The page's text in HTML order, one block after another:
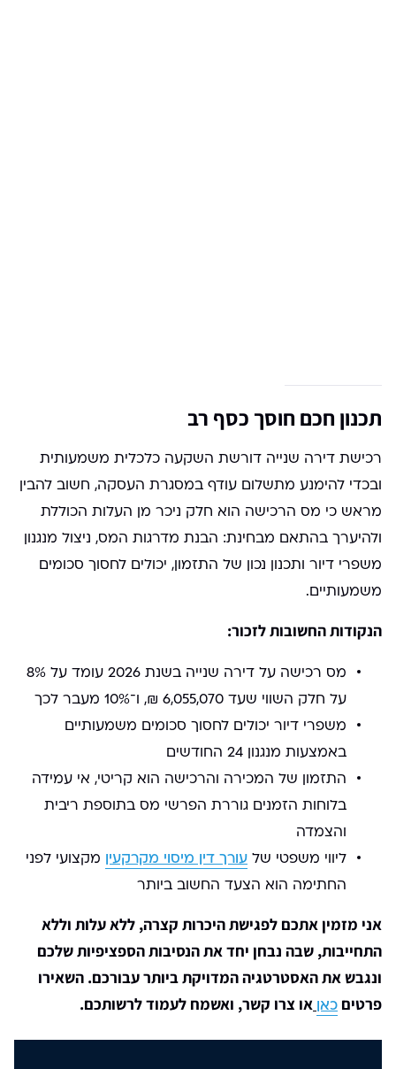
תכנון חכם חוסך כסף רב
רכישת דירה שנייה דורשת השקעה כלכלית משמעותית
ובכדי להימנע מתשלום עודף במסגרת העסקה, חשוב להבין
מראש כי מס הרכישה הוא חלק ניכר מן העלות הכוללת
ולהיערך בהתאם מבחינת: הבנת מדרגות המס, ניצול מנגנון
משפרי דיור ותכנון נכון של התזמון, יכולים לחסוך סכומים
משמעותיים.
הנקודות החשובות לזכור:
מס רכישה על דירה שנייה בשנת 2026 עומד על 8%
על חלק השווי שעד 6,055,070 ₪, ו־10% מעבר לכך
משפרי דיור יכולים לחסוך סכומים משמעותיים
באמצעות מנגנון 24 החודשים
התזמון של המכירה והרכישה הוא קריטי, אי עמידה
בלוחות הזמנים גוררת הפרשי מס בתוספת ריבית
והצמדה
ליווי משפטי של עורך דין מיסוי מקרקעין מקצועי לפני
החתימה הוא הצעד החשוב ביותר
אני מזמין אתכם לפגישת היכרות קצרה, ללא עלות וללא
התחייבות, שבה נבחן יחד את הנסיבות הספציפיות שלכם
ונגבש את האסטרטגיה המדויקת ביותר עבורכם. השאירו
פרטים כאן או צרו קשר, ואשמח לעמוד לרשותכם.